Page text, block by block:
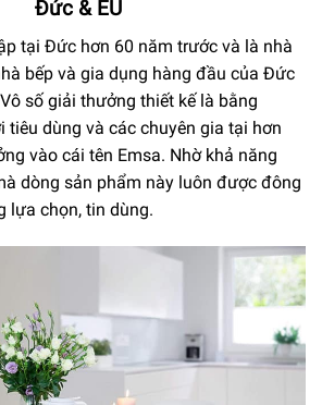
Đức & EU
tại Đức hơn 60 năm trước và là nhà
bếp và gia dụng hàng đầu của Đức
số giải thưởng thiết kế là bằng
tiêu dùng và các chuyên gia tại hơn
vào cái tên Emsa. Nhờ khả năng
dòng sản phẩm này luôn được đông
lựa chọn, tin dùng.